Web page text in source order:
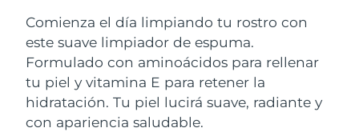
Comienza el día limpiando tu rostro con
este suave limpiador de espuma.
Formulado con aminoácidos para rellenar
tu piel y vitamina E para retener la
hidratación. Tu piel lucirá suave, radiante y
con apariencia saludable.